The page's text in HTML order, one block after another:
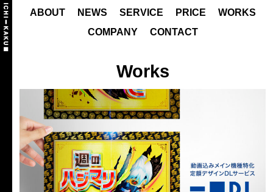
Works
ABOUT NEWS SERVICE PRICE
WORKS
COMPANY
CONTACT